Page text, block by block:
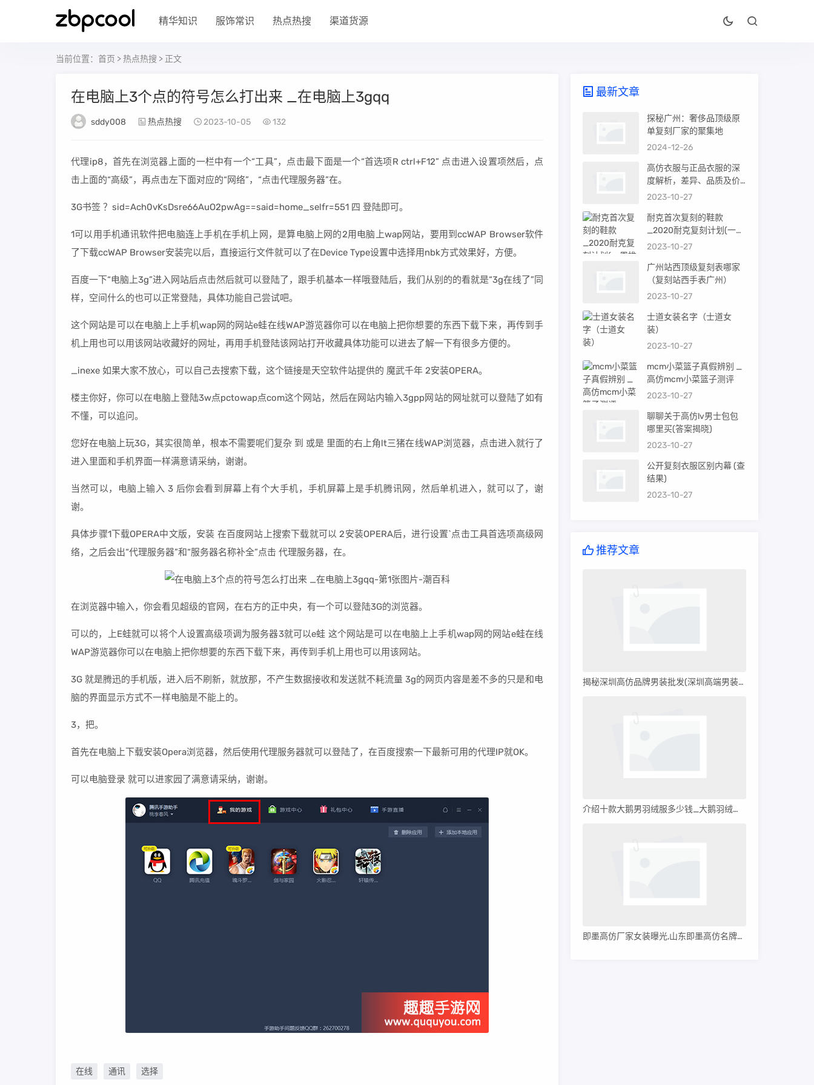
精华知识 服饰常识 热点热搜 渠道货源
当前位置： 首页 >热点热搜 > 正文
在电脑上3个点的符号怎么打出来 _在电脑上3gqq
sddy008 热点热搜 2023-10-05 132
代理ip8，首先在浏览器上面的一栏中有一个“工具”，点击最下面是一个“首选项R ctrl+F12” 点击进入设置项然后，点
击上面的“高级”，再点击左下面对应的“网络”，“点击代理服务器”在。
3G书签 ？sid=Ach0vKsDsre66AuO2pwAg==said=home_selfr=551 四 登陆即可。
1可以用手机通讯软件把电脑连上手机在手机上网，是算电脑上网的2用电脑上wap网站，要用到ccWAP Browser软件
了下载ccWAP Browser安装完以后，直接运行文件就可以了在Device Type设置中选择用nbk方式效果好，方便。
百度一下“电脑上3g”进入网站后点击然后就可以登陆了，跟手机基本一样哦登陆后，我们从别的的看就是“3g在线了”同
样，空间什么的也可以正常登陆，具体功能自己尝试吧。
这个网站是可以在电脑上上手机wap网的网站e蛙在线WAP游览器你可以在电脑上把你想要的东西下载下来，再传到手
机上用也可以用该网站收藏好的网址，再用手机登陆该网站打开收藏具体功能可以进去了解一下有很多方便的。
_inexe 如果大家不放心，可以自己去搜索下载，这个链接是天空软件站提供的 魔武千年 2安装OPERA。
楼主你好，你可以在电脑上登陆3w点pctowap点com这个网站，然后在网站内输入3gpp网站的网址就可以登陆了如有
不懂，可以追问。
您好在电脑上玩3G，其实很简单，根本不需要呢们复杂 到 或是 里面的右上角lt三猪在线WAP浏览器，点击进入就行了
进入里面和手机界面一样满意请采纳，谢谢。
当然可以，电脑上输入 3 后你会看到屏幕上有个大手机，手机屏幕上是手机腾讯网，然后单机进入，就可以了，谢
谢。
具体步骤1下载OPERA中文版，安装 在百度网站上搜索下载就可以 2安装OPERA后，进行设置`点击工具首选项高级网
络，之后会出“代理服务器”和“服务器名称补全”点击 代理服务器，在。
在浏览器中输入，你会看见超级的官网，在右方的正中央，有一个可以登陆3G的浏览器。
可以的，上E蛙就可以将个人设置高级项调为服务器3就可以e蛙 这个网站是可以在电脑上上手机wap网的网站e蛙在线
WAP游览器你可以在电脑上把你想要的东西下载下来，再传到手机上用也可以用该网站。
3G 就是腾迅的手机版，进入后不刷新，就放那，不产生数据接收和发送就不耗流量 3g的网页内容是差不多的只是和电
脑的界面显示方式不一样电脑是不能上的。
3，把。
首先在电脑上下载安装Opera浏览器，然后使用代理服务器就可以登陆了，在百度搜索一下最新可用的代理IP就OK。
可以电脑登录 就可以进家园了满意请采纳，谢谢。
在线 通讯 选择
最新文章
探秘广州：奢侈品顶级原
单复刻厂家的聚集地
2024-12-26
高仿衣服与正品衣服的深
度解析，差异、品质及价
值
2023-10-27
耐克首次复刻的鞋款
_2020耐克复刻计划(一周
推荐)
2023-10-27
广州站西顶级复刻表哪家
（复刻站西手表广州）
2023-10-27
士道女装名字（士道女
装）
2023-10-27
mcm小菜篮子真假辨别 _
高仿mcm小菜篮子测评
2023-10-27
聊聊关于高仿lv男士包包
哪里买(答案揭晓)
2023-10-27
公开复刻衣服区别内幕 (查
结果)
2023-10-27
推荐文章
揭秘深圳高仿品牌男装批发(深圳高端男装批发)
介绍十款大鹅男羽绒服多少钱_大鹅羽绒服多少钱?
即墨高仿厂家女装曝光,山东即墨高仿名牌服装